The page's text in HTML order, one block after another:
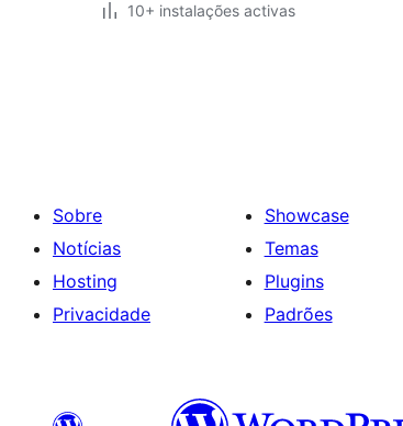
10+ instalações activas
Sobre
Notícias
Hosting
Privacidade
Showcase
Temas
Plugins
Padrões